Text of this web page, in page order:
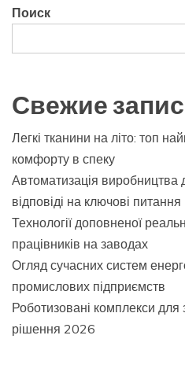
Поиск
Свежие
Легкі тканини на літо: топ
комфорту в спеку
Автоматизація виробництва
відповіді на ключові питання
Технології доповненої
працівників на заводах
Огляд сучасних систем
промислових підприємств
Роботизовані комплекси для
рішення 2026